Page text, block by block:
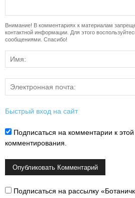
Внимание! В комментариях к материалам
контактной информации. Для этого
сообщениями. Спасибо!
Быстрый вход на сайт
Подписаться на комментарии к этой
комментирования.
Подписаться на рассылку